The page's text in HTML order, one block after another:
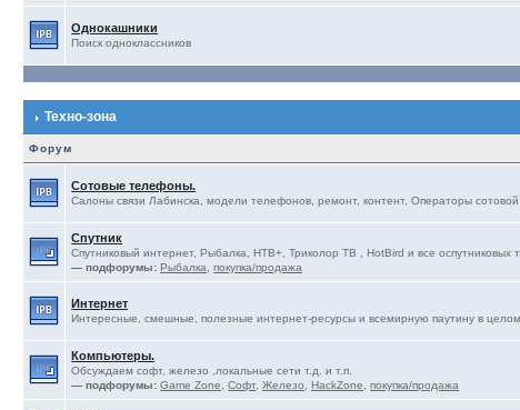
Однокашники
Поиск одноклассников
Техно-зона
Форум
Сотовые телефоны.
Салоны связи Лабинска, модели телефонов, ремонт, контент, Операторы сотовой
Спутник
Спутниковый интернет, Рыбалка, НТВ+, Триколор ТВ , HotBird и все оспутниковых
— подфорумы: Рыбалка ,покупка/продажа
Интернет
Интересные, смешные, полезные интернет-ресурсы и всемирную паутину в
Компьютеры.
Обсуждаем софт, железо ,локальные сети т.д. и т.п.
— подфорумы: Game Zone ,Софт,Железо ,HackZone ,покупка/продажа